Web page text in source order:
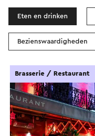
Eten en drinken
Bezienswaardigheden
Brasserie / Restaurant